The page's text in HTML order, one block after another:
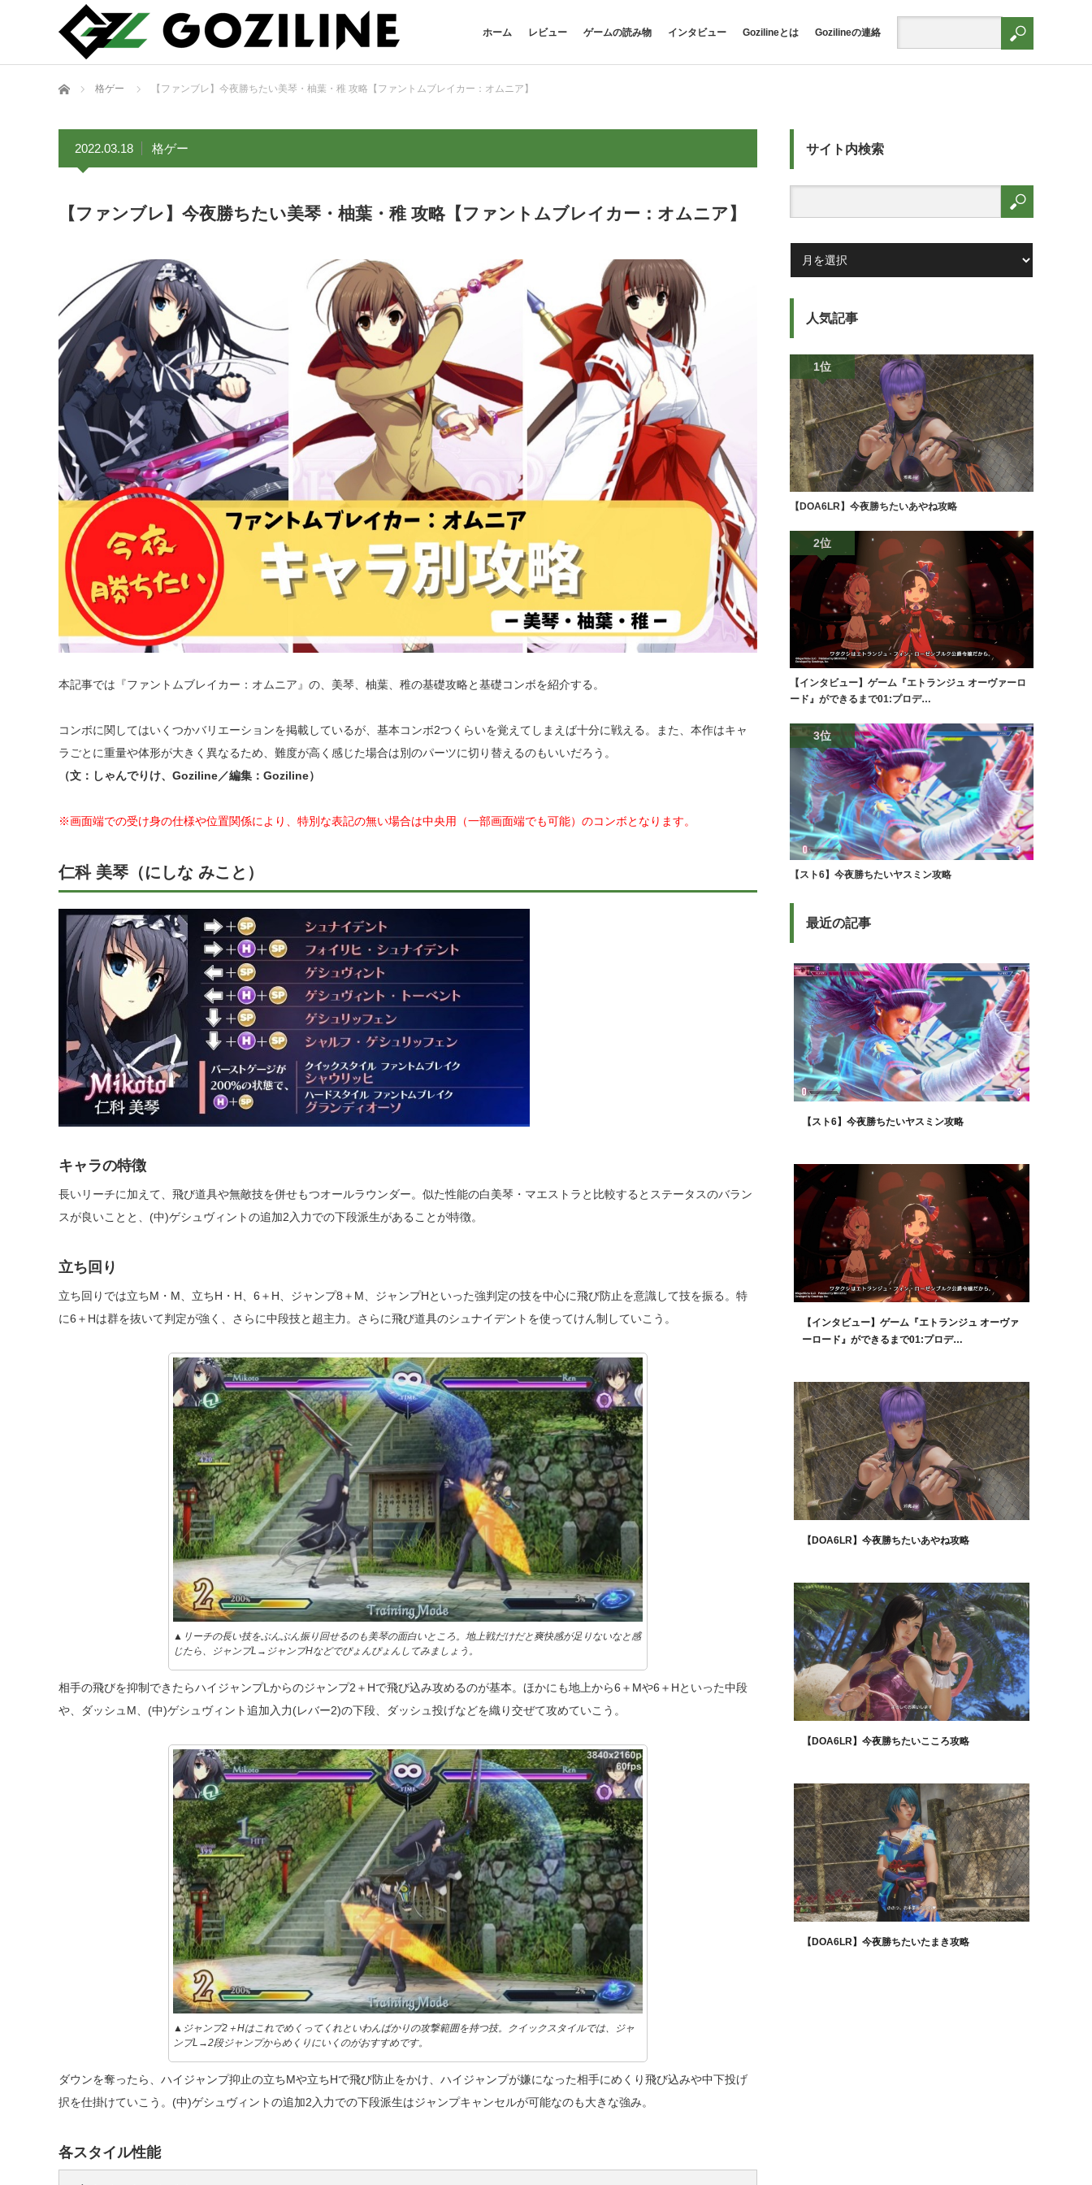
ホーム レビュー ゲームの読み物 インタビュー Gozilineとは Gozilineの連絡
ホーム 格ゲー 【ファンブレ】今夜勝ちたい美琴・柚葉・稚 攻略【ファントムブレイカー：オムニア】
2022.03.18 格ゲー
【ファンブレ】今夜勝ちたい美琴・柚葉・稚 攻略【ファントムブレイカー：オムニア】
本記事では『ファントムブレイカー：オムニア』の、美琴、柚葉、稚の基礎攻略と基礎コンボを紹介する。
コンボに関してはいくつかバリエーションを掲載しているが、基本コンボ2つくらいを覚えてしまえば十分に戦える。また、本作はキャ
ラごとに重量や体形が大きく異なるため、難度が高く感じた場合は別のパーツに切り替えるのもいいだろう。
（文：しゃんでりけ、Goziline／編集：Goziline）
※画面端での受け身の仕様や位置関係により、特別な表記の無い場合は中央用（一部画面端でも可能）のコンボとなります。
仁科 美琴（にしな みこと）
キャラの特徴
長いリーチに加えて、飛び道具や無敵技を併せもつオールラウンダー。似た性能の白美琴・マエストラと比較するとステータスのバラン
スが良いことと、(中)ゲシュヴィントの追加2入力での下段派生があることが特徴。
立ち回り
立ち回りでは立ちM・M、立ちH・H、6＋H、ジャンプ8＋M、ジャンプHといった強判定の技を中心に飛び防止を意識して技を振る。特
に6＋Hは群を抜いて判定が強く、さらに中段技と超主力。さらに飛び道具のシュナイデントを使ってけん制していこう。
▲リーチの長い技をぶんぶん振り回せるのも美琴の面白いところ。地上戦だけだと爽快感が足りないなと感
じたら、ジャンプL→ジャンプHなどでぴょんぴょんしてみましょう。
相手の飛びを抑制できたらハイジャンプLからのジャンプ2＋Hで飛び込み攻めるのが基本。ほかにも地上から6＋Mや6＋Hといった中段
や、ダッシュM、(中)ゲシュヴィント追加入力(レバー2)の下段、ダッシュ投げなどを織り交ぜて攻めていこう。
▲ジャンプ2＋Hはこれでめくってくれといわんばかりの攻撃範囲を持つ技。クイックスタイルでは、ジャ
ンプL→2段ジャンプからめくりにいくのがおすすめです。
ダウンを奪ったら、ハイジャンプ抑止の立ちMや立ちHで飛び防止をかけ、ハイジャンプが嫌になった相手にめくり飛び込みや中下投げ
択を仕掛けていこう。(中)ゲシュヴィントの追加2入力での下段派生はジャンプキャンセルが可能なのも大きな強み。
各スタイル性能
サイト内検索
人気記事
1位
【DOA6LR】今夜勝ちたいあやね攻略
2位
【インタビュー】ゲーム『エトランジュ オーヴァーロ
ード』ができるまで01:プロデ…
3位
【スト6】今夜勝ちたいヤスミン攻略
最近の記事
【スト6】今夜勝ちたいヤスミン攻略
【インタビュー】ゲーム『エトランジュ オーヴァ
ーロード』ができるまで01:プロデ…
【DOA6LR】今夜勝ちたいあやね攻略
【DOA6LR】今夜勝ちたいこころ攻略
【DOA6LR】今夜勝ちたいたまき攻略